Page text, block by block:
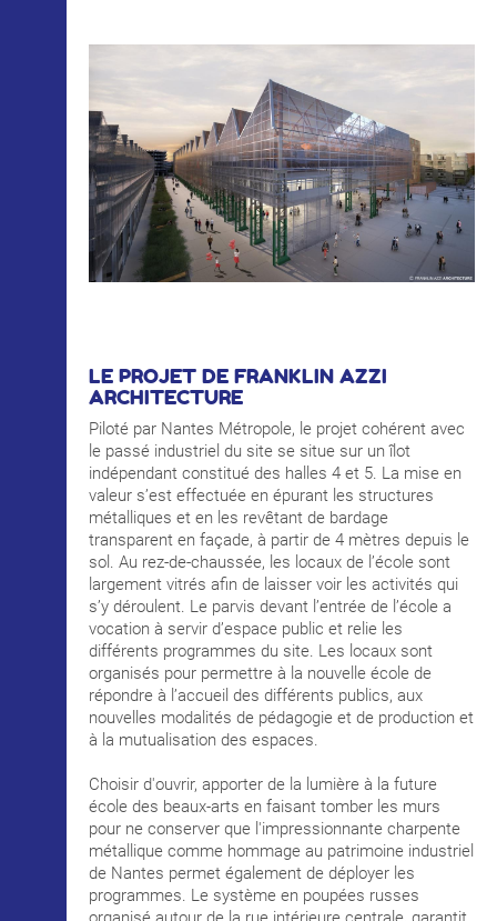
LE PROJET DE FRANKLIN AZZI
ARCHITECTURE
Piloté par Nantes Métropole, le projet cohérent avec
le passé industriel du site se situe sur un îlot
indépendant constitué des halles 4 et 5. La mise en
valeur s’est effectuée en épurant les structures
métalliques et en les revêtant de bardage
transparent en façade, à partir de 4 mètres depuis le
sol. Au rez-de-chaussée, les locaux de l’école sont
largement vitrés afin de laisser voir les activités qui
s’y déroulent. Le parvis devant l’entrée de l’école a
vocation à servir d’espace public et relie les
différents programmes du site. Les locaux sont
organisés pour permettre à la nouvelle école de
répondre à l’accueil des différents publics, aux
nouvelles modalités de pédagogie et de production et
à la mutualisation des espaces.
Choisir d'ouvrir, apporter de la lumière à la future
école des beaux-arts en faisant tomber les murs
pour ne conserver que l'impressionnante charpente
métallique comme hommage au patrimoine industriel
de Nantes permet également de déployer les
programmes. Le système en poupées russes